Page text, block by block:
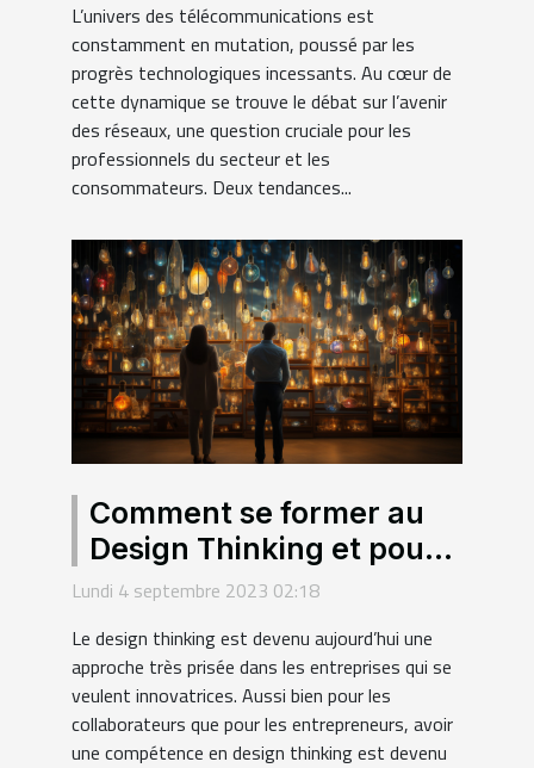
L’univers des télécommunications est
constamment en mutation, poussé par les
progrès technologiques incessants. Au cœur de
cette dynamique se trouve le débat sur l’avenir
des réseaux, une question cruciale pour les
professionnels du secteur et les
consommateurs. Deux tendances...
Comment se former au
Design Thinking et pour
quels intérêts ?
Lundi 4 septembre 2023 02:18
Le design thinking est devenu aujourd’hui une
approche très prisée dans les entreprises qui se
veulent innovatrices. Aussi bien pour les
collaborateurs que pour les entrepreneurs, avoir
une compétence en design thinking est devenu